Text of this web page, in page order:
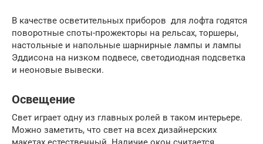
В качестве осветительных приборов для лофта годятся
поворотные споты-прожекторы на рельсах, торшеры,
настольные и напольные шарнирные лампы и лампы
Эддисона на низком подвесе, светодиодная подсветка
и неоновые вывески.
Освещение
Свет играет одну из главных ролей в таком интерьере.
Можно заметить, что свет на всех дизайнерских